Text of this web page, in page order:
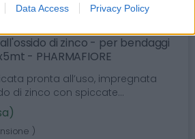
Data Access Privacy Policy
di zinco - per bendaggi
- PHARMAFIORE
pronta all’uso, impregnata
di zinco con spiccate...
)